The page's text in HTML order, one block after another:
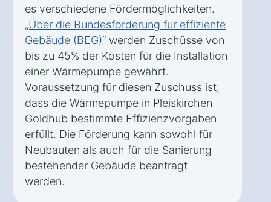
es verschiedene Fördermöglichkeiten.
„Über die Bundesförderung für effiziente
Gebäude (BEG)“ werden Zuschüsse von
bis zu 45% der Kosten für die Installation
einer Wärmepumpe gewährt.
Voraussetzung für diesen Zuschuss ist,
dass die Wärmepumpe in Pleiskirchen
Goldhub bestimmte Effizienzvorgaben
erfüllt. Die Förderung kann sowohl für
Neubauten als auch für die Sanierung
bestehender Gebäude beantragt
werden.